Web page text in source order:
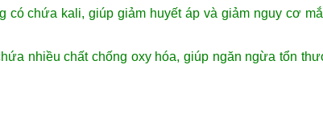
chứa kali, giúp giảm huyết áp và giảm nguy cơ
nhiều chất chống oxy hóa, giúp ngăn ngừa tổn